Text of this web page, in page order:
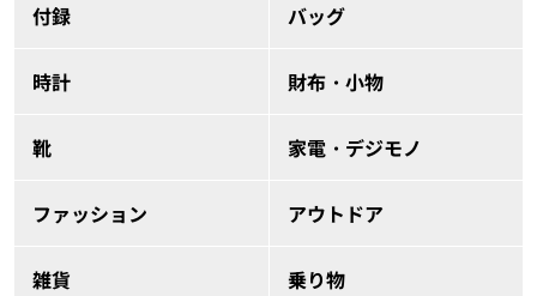
付録 バッグ
時計 財布・小物
靴 家電・デジモノ
ファッション アウトドア
雑貨 乗り物